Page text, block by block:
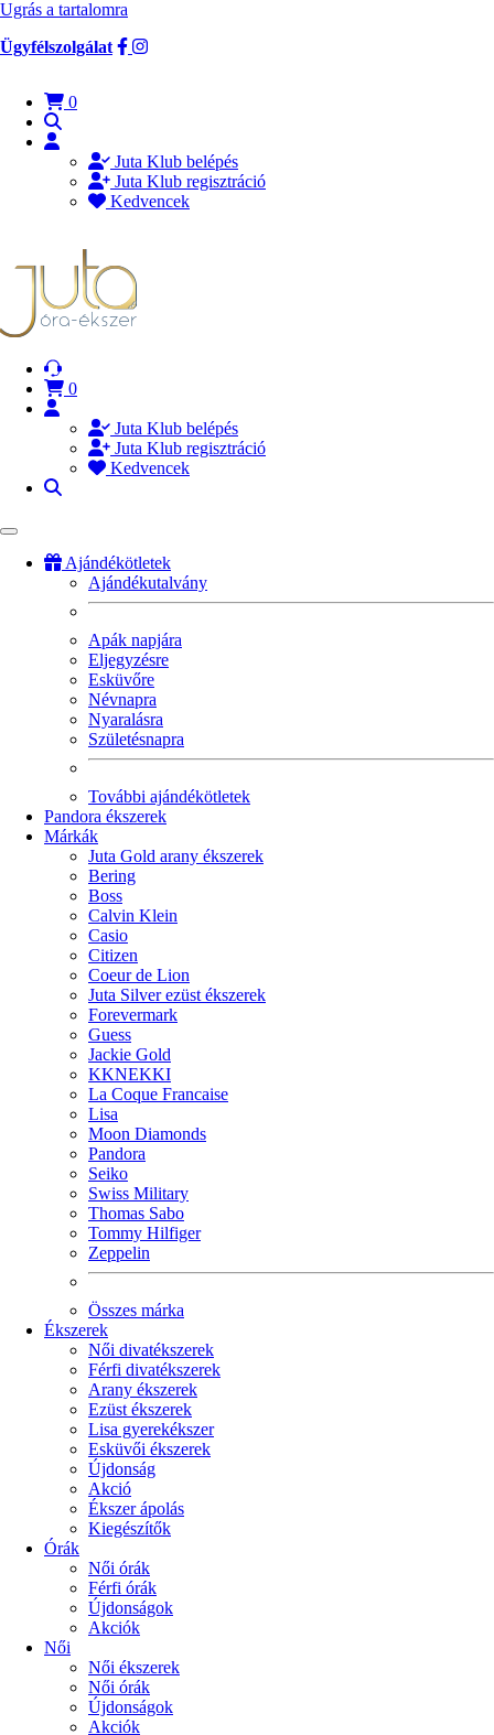
Ugrás a tartalomra
Ügyfélszolgálat
0
Juta Klub belépés
Juta Klub regisztráció
Kedvencek
0
Juta Klub belépés
Juta Klub regisztráció
Kedvencek
Ajándékötletek
Ajándékutalvány
Apák napjára
Eljegyzésre
Esküvőre
Névnapra
Nyaralásra
Születésnapra
További ajándékötletek
Pandora ékszerek
Márkák
Juta Gold arany ékszerek
Bering
Boss
Calvin Klein
Casio
Citizen
Coeur de Lion
Juta Silver ezüst ékszerek
Forevermark
Guess
Jackie Gold
KKNEKKI
La Coque Francaise
Lisa
Moon Diamonds
Pandora
Seiko
Swiss Military
Thomas Sabo
Tommy Hilfiger
Zeppelin
Összes márka
Ékszerek
Női divatékszerek
Férfi divatékszerek
Arany ékszerek
Ezüst ékszerek
Lisa gyerekékszer
Esküvői ékszerek
Újdonság
Akció
Ékszer ápolás
Kiegészítők
Órák
Női órák
Férfi órák
Újdonságok
Akciók
Női
Női ékszerek
Női órák
Újdonságok
Akciók